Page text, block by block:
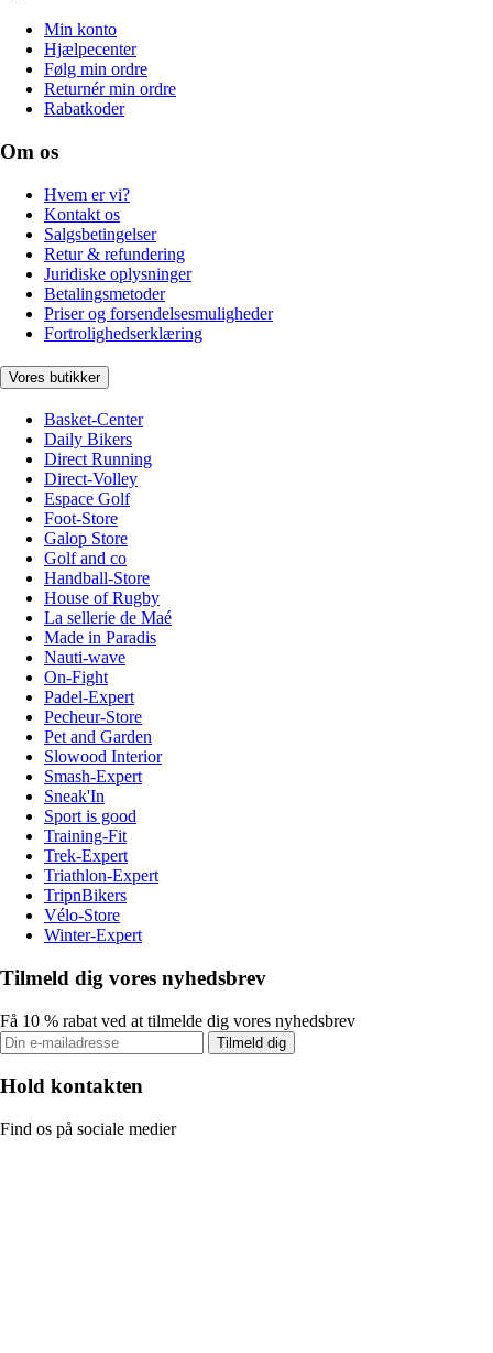
Min konto
Hjælpecenter
Følg min ordre
Returnér min ordre
Rabatkoder
Om os
Hvem er vi?
Kontakt os
Salgsbetingelser
Retur & refundering
Juridiske oplysninger
Betalingsmetoder
Priser og forsendelsesmuligheder
Fortrolighedserklæring
Vores butikker
Basket-Center
Daily Bikers
Direct Running
Direct-Volley
Espace Golf
Foot-Store
Galop Store
Golf and co
Handball-Store
House of Rugby
La sellerie de Maé
Made in Paradis
Nauti-wave
On-Fight
Padel-Expert
Pecheur-Store
Pet and Garden
Slowood Interior
Smash-Expert
Sneak'In
Sport is good
Training-Fit
Trek-Expert
Triathlon-Expert
TripnBikers
Vélo-Store
Winter-Expert
Tilmeld dig vores nyhedsbrev
Få 10 % rabat ved at tilmelde dig vores nyhedsbrev
Tilmeld dig
Hold kontakten
Find os på sociale medier